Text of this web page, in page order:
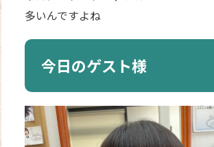
多いんですよね
今日のゲスト様